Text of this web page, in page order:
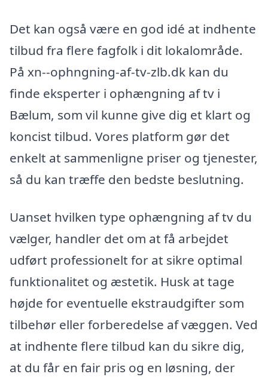
Det kan også være en god idé at indhente
tilbud fra flere fagfolk i dit lokalområde.
På xn--ophngning-af-tv-zlb.dk kan du
finde eksperter i ophængning af tv i
Bælum, som vil kunne give dig et klart og
koncist tilbud. Vores platform gør det
enkelt at sammenligne priser og tjenester,
så du kan træffe den bedste beslutning.
Uanset hvilken type ophængning af tv du
vælger, handler det om at få arbejdet
udført professionelt for at sikre optimal
funktionalitet og æstetik. Husk at tage
højde for eventuelle ekstraudgifter som
tilbehør eller forberedelse af væggen. Ved
at indhente flere tilbud kan du sikre dig,
at du får en fair pris og en løsning, der